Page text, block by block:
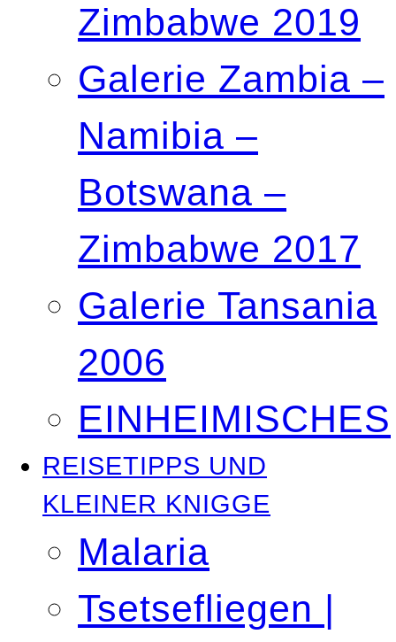
Zimbabwe 2019
Galerie Zambia –
Namibia –
Botswana –
Zimbabwe 2017
Galerie Tansania
2006
EINHEIMISCHES
REISETIPPS UND
KLEINER KNIGGE
Malaria
Tsetsefliegen |